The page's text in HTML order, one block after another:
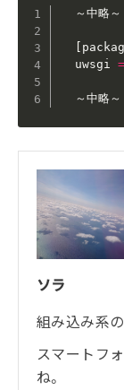
  ～中略～
  uwsgi
=
  ～中略～
ソラ
組み込み系
スマートフ
ね。